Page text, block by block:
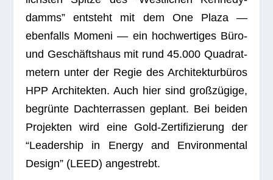
damms” ent­steht mit dem One Plaza —
eben­falls Momeni — ein hoch­wer­ti­ges Büro-
und Geschäfts­haus mit rund 45.000 Qua­drat­
me­tern unter der Regie des Archi­tek­tur­bü­ros
HPP Archi­tek­ten. Auch hier sind groß­zü­gige,
begrünte Dach­ter­ras­sen geplant. Bei bei­den
Pro­jek­ten wird eine Gold-Zer­ti­fi­zie­rung der
“Lea­der­ship in Energy and Envi­ron­men­tal
Design” (LEED) angestrebt.